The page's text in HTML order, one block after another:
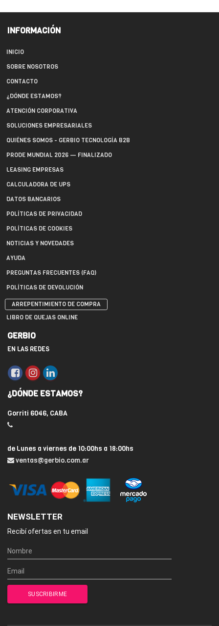
INFORMACIÓN
INICIO
SOBRE NOSOTROS
CONTACTO
¿DÓNDE ESTAMOS?
ATENCIÓN CORPORATIVA
SOLUCIONES EMPRESARIALES
QUIÉNES SOMOS - GERBIO TECNOLOGÍA B2B
PRODE MUNDIAL 2026 — FINALIZADO
LEASING EMPRESAS
CALCULADORA DE UPS
DATOS BANCARIOS
POLÍTICAS DE PRIVACIDAD
POLÍTICAS DE COOKIES
NOTICIAS Y NOVEDADES
AYUDA
PREGUNTAS FRECUENTES (FAQ)
POLÍTICAS DE DEVOLUCIÓN
ARREPENTIMIENTO DE COMPRA
LIBRO DE QUEJAS ONLINE
GERBIO
EN LAS REDES
¿DÓNDE ESTAMOS?
Gorriti 6046, CABA
de Lunes a viernes de 10:00hs a 18:00hs
ventas@gerbio.com.ar
NEWSLETTER
Recibí ofertas en tu email